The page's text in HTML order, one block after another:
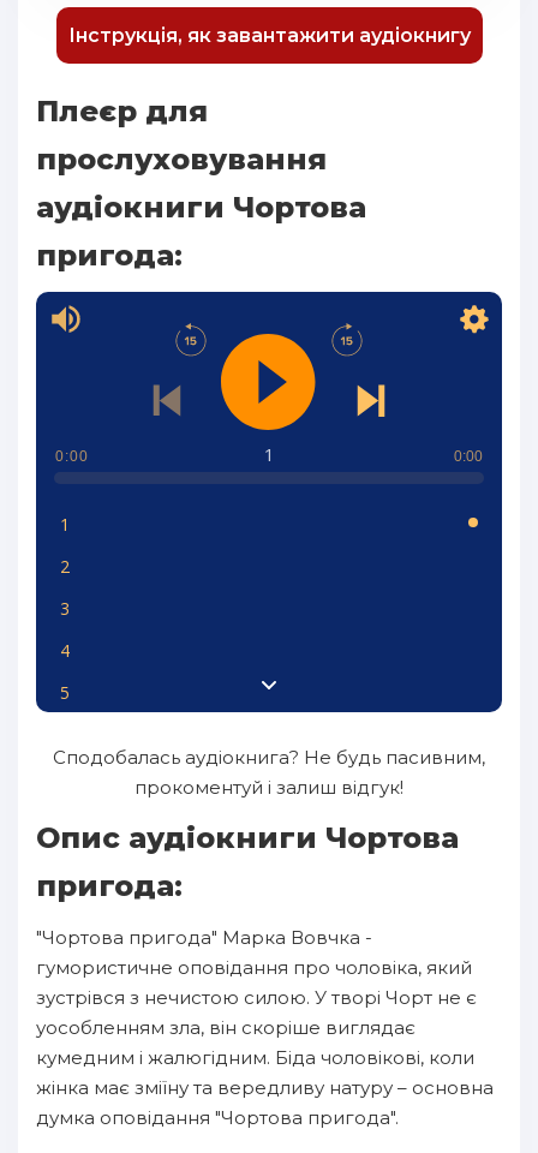
Інструкція, як завантажити аудіокнигу
Плеєр для
прослуховування
аудіокниги Чортова
пригода:
1
0:00 0:00
1
2
3
4
5
Сподобалась аудіокнига? Не будь пасивним,
прокоментуй і залиш відгук!
Опис аудіокниги Чортова
пригода:
"Чортова пригода" Марка Вовчка -
гумористичне оповідання про чоловіка, який
зустрівся з нечистою силою. У творі Чорт не є
уособленням зла, він скоріше виглядає
кумедним і жалюгідним. Біда чоловікові, коли
жінка має зміїну та вередливу натуру – основна
думка оповідання "Чортова пригода".